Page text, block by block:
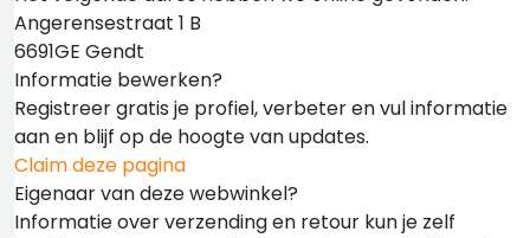
Angerensestraat 1 B
6691GE Gendt
Informatie bewerken?
Registreer gratis je profiel, verbeter en vul informatie
aan en blijf op de hoogte van updates.
Claim deze pagina
Eigenaar van deze webwinkel?
Informatie over verzending en retour kun je zelf